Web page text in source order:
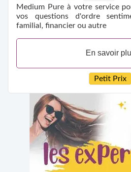
Medium Pure à votre service
vos questions d'ordre
familial, financier ou autre
En savoir
Petit Prix